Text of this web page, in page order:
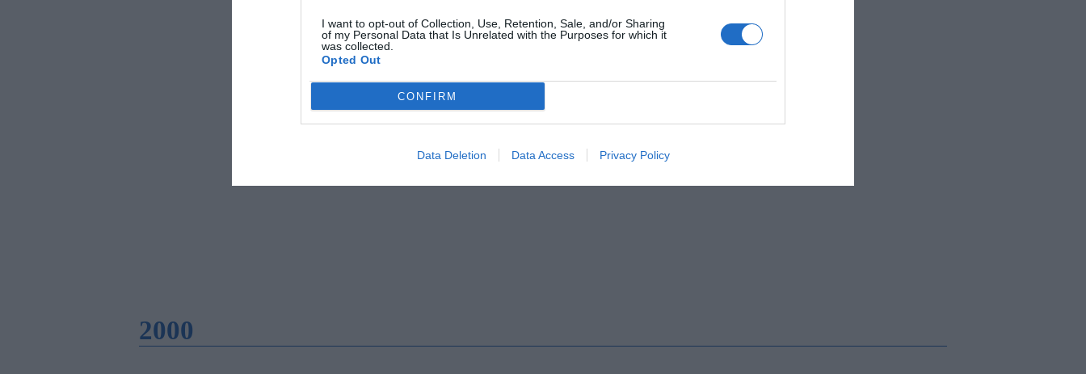
I want to opt-out of Collection, Use, Retention, Sale, and/or Sharing
of my Personal Data that Is Unrelated with the Purposes for which it
was collected.
Opted Out
CONFIRM
Data Deletion Data Access Privacy Policy
2000